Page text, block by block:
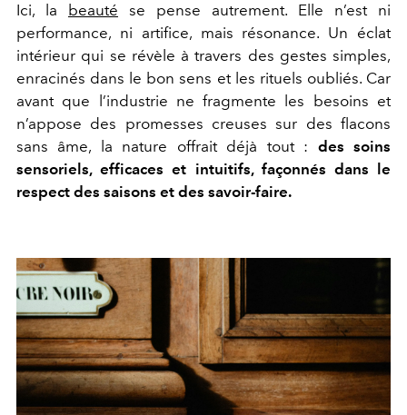
Ici, la beauté se pense autrement. Elle n’est ni
performance, ni artifice, mais résonance. Un éclat
intérieur qui se révèle à travers des gestes simples,
enracinés dans le bon sens et les rituels oubliés. Car
avant que l’industrie ne fragmente les besoins et
n’appose des promesses creuses sur des flacons
sans âme, la nature offrait déjà tout : des soins
sensoriels, efficaces et intuitifs, façonnés dans le
respect des saisons et des savoir-faire.